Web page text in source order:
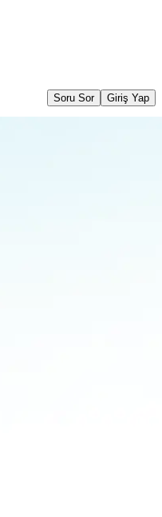
Soru Sor Giriş Yap